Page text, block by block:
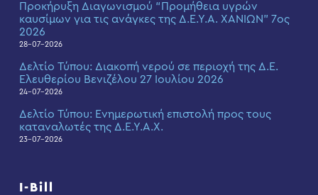
Προκήρυξη Διαγωνισμού “Προμήθεια υγρών
καυσίμων για τις ανάγκες της Δ.Ε.Υ.Α. ΧΑΝΙΩΝ” 7ος
2026
28-07-2026
Δελτίο Τύπου: Διακοπή νερού σε περιοχή της Δ.Ε.
Ελευθερίου Βενιζέλου 27 Ιουλίου 2026
24-07-2026
Δελτίο Τύπου: Eνημερωτική επιστολή προς τους
καταναλωτές της Δ.Ε.Υ.Α.Χ.
23-07-2026
I-Bill